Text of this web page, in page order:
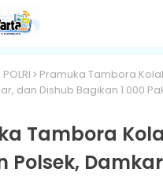
POLRI
Pramuka Tambora
dan Dishub Bagikan 1.000
Tambora
Polsek,